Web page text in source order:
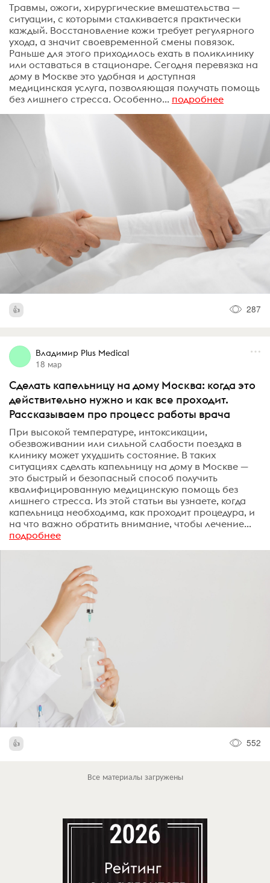
Травмы, ожоги, хирургические вмешательства —
ситуации, с которыми сталкивается практически
каждый. Восстановление кожи требует регулярного
ухода, а значит своевременной смены повязок.
Раньше для этого приходилось ехать в поликлинику
или оставаться в стационаре. Сегодня перевязка на
дому в Москве это удобная и доступная
медицинская услуга, позволяющая получать помощь
без лишнего стресса. Особенно... подробнее
287
Владимир Plus Medical
18 мар
Сделать капельницу на дому Москва: когда это
действительно нужно и как все проходит.
Рассказываем про процесс работы врача
При высокой температуре, интоксикации,
обезвоживании или сильной слабости поездка в
клинику может ухудшить состояние. В таких
ситуациях сделать капельницу на дому в Москве —
это быстрый и безопасный способ получить
квалифицированную медицинскую помощь без
лишнего стресса. Из этой статьи вы узнаете, когда
капельница необходима, как проходит процедура, и
на что важно обратить внимание, чтобы лечение...
подробнее
552
Все материалы загружены